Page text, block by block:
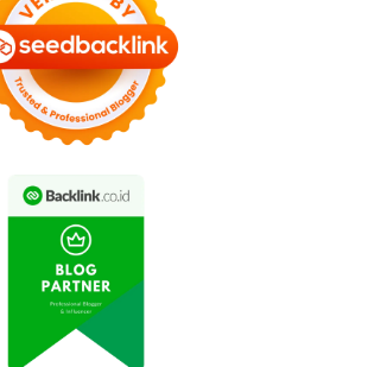
AION UT Pimpin
Indonesia pada Juni